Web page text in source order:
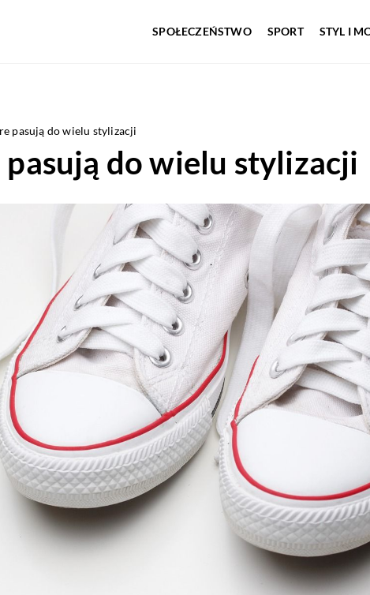
SPOŁECZEŃSTWO SPORT STYL I
pasują do wielu stylizacji
do wielu stylizacji